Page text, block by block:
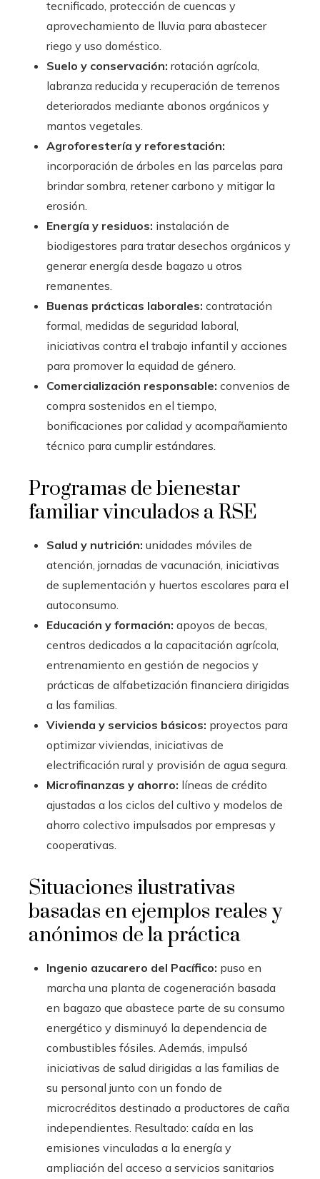
tecnificado, protección de cuencas y
aprovechamiento de lluvia para abastecer
riego y uso doméstico.
Suelo y conservación: rotación agrícola,
labranza reducida y recuperación de terrenos
deteriorados mediante abonos orgánicos y
mantos vegetales.
Agroforestería y reforestación:
incorporación de árboles en las parcelas para
brindar sombra, retener carbono y mitigar la
erosión.
Energía y residuos: instalación de
biodigestores para tratar desechos orgánicos y
generar energía desde bagazo u otros
remanentes.
Buenas prácticas laborales: contratación
formal, medidas de seguridad laboral,
iniciativas contra el trabajo infantil y acciones
para promover la equidad de género.
Comercialización responsable: convenios de
compra sostenidos en el tiempo,
bonificaciones por calidad y acompañamiento
técnico para cumplir estándares.
Programas de bienestar
familiar vinculados a RSE
Salud y nutrición: unidades móviles de
atención, jornadas de vacunación, iniciativas
de suplementación y huertos escolares para el
autoconsumo.
Educación y formación: apoyos de becas,
centros dedicados a la capacitación agrícola,
entrenamiento en gestión de negocios y
prácticas de alfabetización financiera dirigidas
a las familias.
Vivienda y servicios básicos: proyectos para
optimizar viviendas, iniciativas de
electrificación rural y provisión de agua segura.
Microfinanzas y ahorro: líneas de crédito
ajustadas a los ciclos del cultivo y modelos de
ahorro colectivo impulsados por empresas y
cooperativas.
Situaciones ilustrativas
basadas en ejemplos reales y
anónimos de la práctica
Ingenio azucarero del Pacífico: puso en
marcha una planta de cogeneración basada
en bagazo que abastece parte de su consumo
energético y disminuyó la dependencia de
combustibles fósiles. Además, impulsó
iniciativas de salud dirigidas a las familias de
su personal junto con un fondo de
microcréditos destinado a productores de caña
independientes. Resultado: caída en las
emisiones vinculadas a la energía y
ampliación del acceso a servicios sanitarios